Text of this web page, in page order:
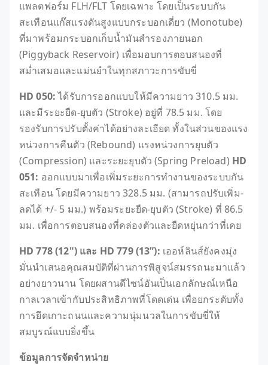
แพลตฟอร์ม FLH/FLT โดยเฉพาะ โดยเป็นระบบกัน
สะเทือนแก๊สแรงดันสูงแบบกระบอกเดี่ยว (Monotube)
ที่มาพร้อมกระบอกเก็บน้ำมันสำรองภายนอก
(Piggyback Reservoir) เพื่อมอบการตอบสนองที่
สม่ำเสมอและแม่นยำในทุกสภาวะการขับขี่
HD 050:ได้รับการออกแบบให้มีความยาว 310.5 มม.
และมีระยะยืด-ยุบตัว (Stroke) อยู่ที่ 78.5 มม. โดย
รองรับการปรับตั้งค่าได้อย่างละเอียด ทั้งในส่วนของแรง
หน่วงการคืนตัว (Rebound) แรงหน่วงการยุบตัว
(Compression) และระยะยุบตัว (Spring Preload) HD
051: ออกแบบมาเพื่อเพิ่มระยะการทำงานของระบบกัน
สะเทือน โดยมีความยาว 328.5 มม. (สามารถปรับเพิ่ม-
ลดได้ +/- 5 มม.) พร้อมระยะยืด-ยุบตัว (Stroke) ที่ 86.5
มม. เพื่อการตอบสนองที่คล่องตัวและยืดหยุ่นกว่าที่เคย
HD 778 (12") และ HD 779 (13”): เออห์ลินส์ยังคงมุ่ง
มั่นนำเสนอคุณสมบัติที่ผ่านการพิสูจน์สมรรถนะมาแล้ว
อย่างยาวนาน โดยผสานดีไซน์อันเป็นเอกลักษณ์เหนือ
กาลเวลาเข้ากับประสิทธิภาพที่โดดเด่น เพื่อยกระดับทั้ง
การยึดเกาะถนนและความนุ่มนวลในการขับขี่ให้
สมบูรณ์แบบยิ่งขึ้น
ข้อมูลการจัดจำหน่าย